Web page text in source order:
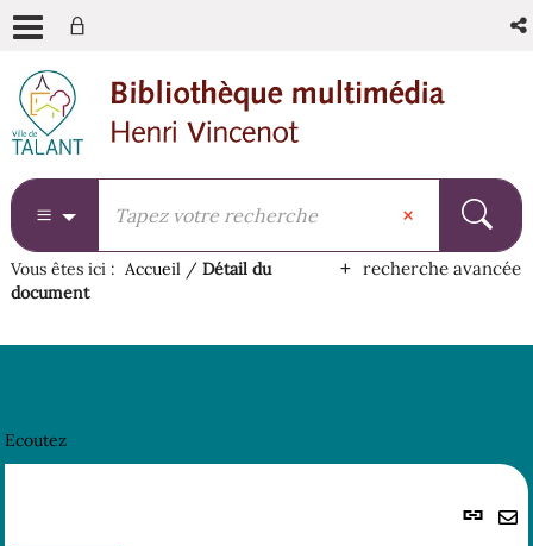
menu
contenu
recherche
recherche avancée
Vous êtes ici : Accueil / Détail du
document
Ecoutez